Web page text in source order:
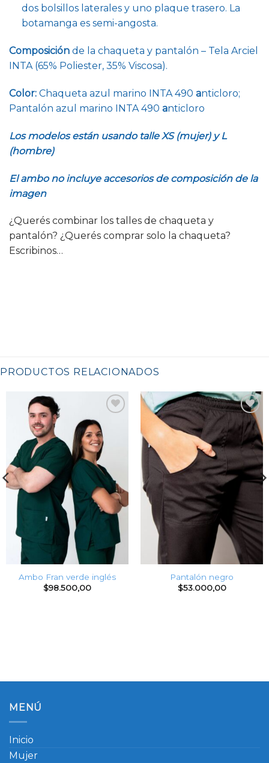
dos bolsillos laterales y uno plaque trasero. La
botamanga es semi-angosta.
Composición de la chaqueta y pantalón – Tela Arciel
INTA (65% Poliester, 35% Viscosa).
Color: Chaqueta azul marino INTA 490 anticloro;
Pantalón azul marino INTA 490 anticloro
Los modelos están usando talle XS (mujer) y L
(hombre)
El ambo no incluye accesorios de composición de la
imagen
¿Querés combinar los talles de chaqueta y
pantalón? ¿Querés comprar solo la chaqueta?
Escribinos…
PRODUCTOS RELACIONADOS
Favoritos
Ambo Fran verde inglés
$98.500,00
Favoritos
Pantalón negro
$53.000,00
MENÚ
Inicio
Mujer